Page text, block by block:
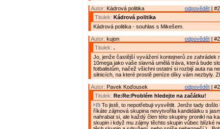
odpovědět |
Autor: Kádrová politika
Titulek: Kádrová politika
Kádrová politika - souhlas s Mikešem.
odpovědět |
Autor: kujon
Titulek: .
Jo, jenže častější vyvážení kontejnerů ze zahrádek
10mega jako vaše slavná umělá tráva, která bude
fotbalistům, načež všichni ostatní si rozbijí auta na
silnicích, na které prostě peníze díky vám nezbyly.
odpovědět |
Autor: Pavek Koďousek
Titulek: Re:Re:Problém hledejte na začátku!
To jistě, to nepotřebuji vysvětlit. Jenže tady
říkáte zájmová skupina nevytvořila kandidátku s
nahrabat si, ale každý člen této skupiny pronikl na
skupin i když mu zájmy těchto skupin vůbec blízké